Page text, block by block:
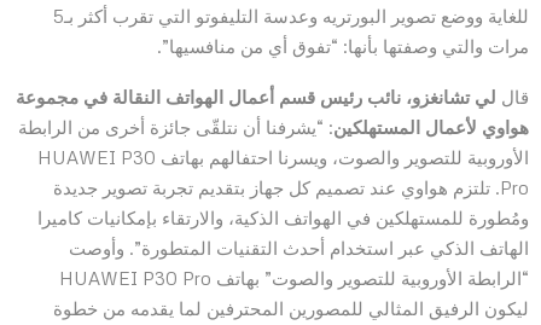
للغاية ووضع تصوير البورتريه وعدسة التليفوتو التي تقرب أكثر بـ5
مرات والتي وصفتها بأنها: “تفوق أي من منافسيها”.
قال لي تشانغزو، نائب رئيس قسم أعمال الهواتف النقالة في مجموعة
هواوي لأعمال المستهلكين: “يشرفنا أن نتلقّى جائزة أخرى من الرابطة
الأوروبية للتصوير والصوت، ويسرنا احتفالهم بهاتف HUAWEI P30
Pro. تلتزم هواوي عند تصميم كل جهاز بتقديم تجربة تصوير جديدة
ومُطورة للمستهلكين في الهواتف الذكية، والارتقاء بإمكانيات كاميرا
الهاتف الذكي عبر استخدام أحدث التقنيات المتطورة”. وأوصت
“الرابطة الأوروبية للتصوير والصوت” بهاتف HUAWEI P30 Pro
ليكون الرفيق المثالي للمصورين المحترفين لما يقدمه من خطوة